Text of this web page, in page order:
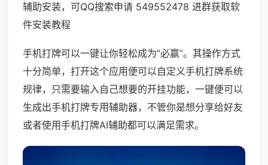
辅助安装，可QQ搜索申请 549552478 进群获取软
件安装教程
手机打牌可以一键让你轻松成为“必赢”。其操作方式
十分简单，打开这个应用便可以自定义手机打牌系统
规律，只需要输入自己想要的开挂功能，一键便可以
生成出手机打牌专用辅助器，不管你是想分享给好友
或者使用手机打牌AI辅助都可以满足需求。